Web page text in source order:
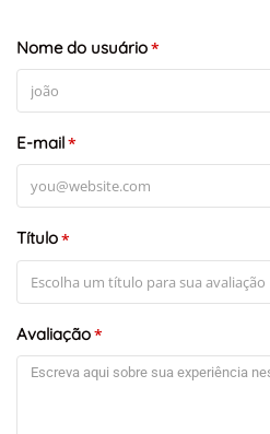
Nome do usuário*
E-mail*
Título*
Avaliação*